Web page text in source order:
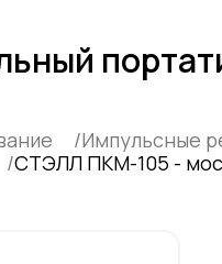
Импульсные
СТЭЛЛ ПКМ-105 -